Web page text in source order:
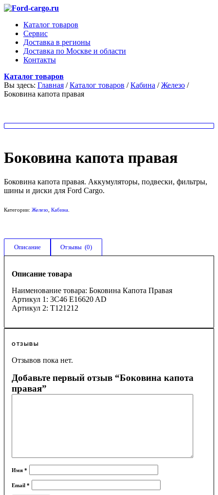
Каталог товаров
Сервис
Доставка в регионы
Доставка по Москве и области
Контакты
Каталог товаров
Вы здесь: Главная / Каталог товаров / Кабина / Железо /
Боковина капота правая
Боковина капота правая
Боковина капота правая. Аккумуляторы, подвески, фильтры,
шины и диски для Ford Cargo.
Категории: Железо Кабина
Описание Отзывы  (0)
Описание товара
Наименование товара: Боковина Капота Правая
Артикул 1: 3C46 E16620 AD
Артикул 2: T121212
ОТЗЫВЫ
Отзывов пока нет.
Добавьте первый отзыв “Боковина капота
правая”
Имя *
Email *